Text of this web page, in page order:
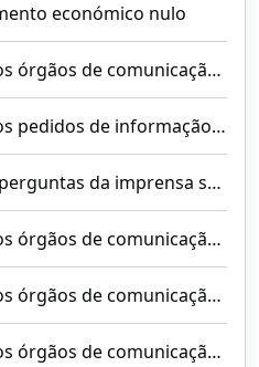
económico nulo
o “Relatório de impacto ambiental da obra de ampliação do Aeroporto Internacional de Macau”
comunicação social sobre a greve pretendida pela Associação dos Pilotos Aéreos Eva Airways
da imprensa sobre o C919
social sobre o acidente de avião da China Eastern Airlines
social sobre as actividades de lançamento de drones
sobre os serviços de transporte aéreo de passageiros entre Macau e Qatar